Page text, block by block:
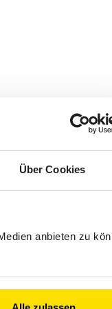
Über Cookies
anbieten zu
PDF-Datei
In allen Voyages
Reisebüros oder